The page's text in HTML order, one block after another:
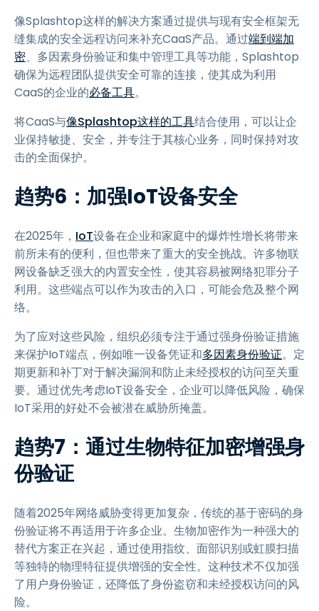
像Splashtop这样的解决方案通过提供与现有安全框架无
缝集成的安全远程访问来补充CaaS产品。通过端到端加
密、多因素身份验证和集中管理工具等功能，Splashtop
确保为远程团队提供安全可靠的连接，使其成为利用
CaaS的企业的必备工具。
将CaaS与像Splashtop这样的工具结合使用，可以让企
业保持敏捷、安全，并专注于其核心业务，同时保持对攻
击的全面保护。
趋势6：加强IoT设备安全
在2025年， IoT设备在企业和家庭中的爆炸性增长将带来
前所未有的便利，但也带来了重大的安全挑战。许多物联
网设备缺乏强大的内置安全性，使其容易被网络犯罪分子
利用。这些端点可以作为攻击的入口，可能会危及整个网
络。
为了应对这些风险，组织必须专注于通过强身份验证措施
来保护IoT端点，例如唯一设备凭证和多因素身份验证。定
期更新和补丁对于解决漏洞和防止未经授权的访问至关重
要。通过优先考虑IoT设备安全，企业可以降低风险，确保
IoT采用的好处不会被潜在威胁所掩盖。
趋势7：通过生物特征加密增强身
份验证
随着2025年网络威胁变得更加复杂，传统的基于密码的身
份验证将不再适用于许多企业。生物加密作为一种强大的
替代方案正在兴起，通过使用指纹、面部识别或虹膜扫描
等独特的物理特征提供增强的安全性。这种技术不仅加强
了用户身份验证，还降低了身份盗窃和未经授权访问的风
险。